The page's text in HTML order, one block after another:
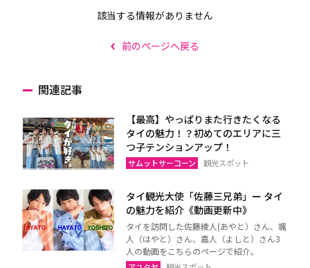
該当する情報がありません
前のページへ戻る
関連記事
【最高】やっぱりまた行きたくなる
タイの魅力！？初めてのエリアに三
つ子テンションアップ！
サムットサーコーン 観光スポット
タイ観光大使「佐藤三兄弟」ー タイ
の魅力を紹介《動画更新中》
タイを訪問した佐藤綾人(あやと）さん、颯
人（はやと）さん、嘉人（よしと）さん3
人の動画をこちらのページで紹介。